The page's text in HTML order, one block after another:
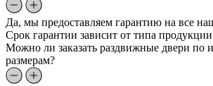
Да, мы предоставляем гарантию на все
Срок гарантии зависит от типа
Можно ли заказать раздвижные двери по
размерам?